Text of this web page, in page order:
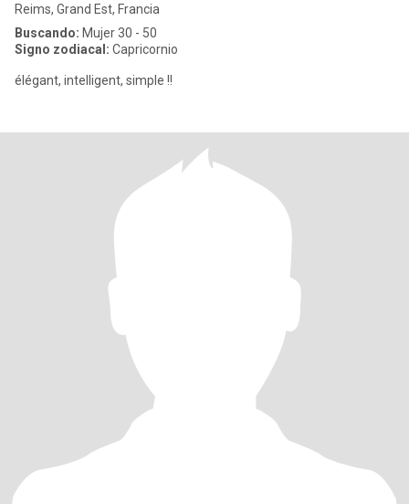
Reims, Grand Est, Francia
Buscando: Mujer 30 - 50
Signo zodiacal: Capricornio
élégant, intelligent, simple !!